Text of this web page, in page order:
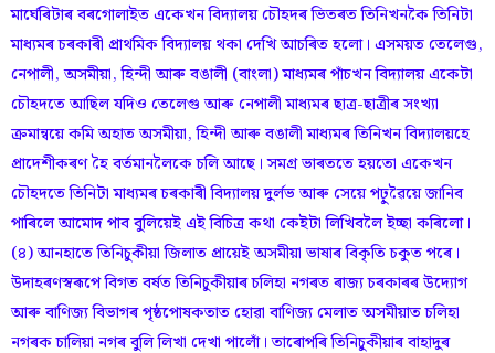
মাৰ্ঘেৰিটাৰ বৰগোলাইত একেখন বিদ্যালয় চৌহদৰ ভিতৰত তিনিখনকৈ তিনিটা
মাধ্যমৰ চৰকাৰী প্ৰাথমিক বিদ্যালয় থকা দেখি আচৰিত হলো। এসময়ত তেলেগু,
নেপালী, অসমীয়া, হিন্দী আৰু বঙালী (বাংলা) মাধ্যমৰ পাঁচখন বিদ্যালয় একেটা
চৌহদতে আছিল যদিও তেলেগু আৰু নেপালী মাধ্যমৰ ছাত্ৰ-ছাত্ৰীৰ সংখ্যা
ক্ৰমান্বয়ে কমি অহাত অসমীয়া, হিন্দী আৰু বঙালী মাধ্যমৰ তিনিখন বিদ্যালয়হে
প্ৰাদেশীকৰণ হৈ বৰ্তমানলৈকে চলি আছে। সমগ্ৰ ভাৰততে হয়তো একেখন
চৌহদতে তিনিটা মাধ্যমৰ চৰকাৰী বিদ্যালয় দুৰ্লভ আৰু সেয়ে পঢ়ুৱৈয়ে জানিব
পাৰিলে আমোদ পাব বুলিয়েই এই বিচিত্ৰ কথা কেইটা লিখিবলৈ ইচ্ছা কৰিলো।
(৪) আনহাতে তিনিচুকীয়া জিলাত প্ৰায়েই অসমীয়া ভাষাৰ বিকৃতি চকুত পৰে।
উদাহৰণস্বৰূপে বিগত বৰ্ষত তিনিচুকীয়াৰ চলিহা নগৰত ৰাজ্য চৰকাৰৰ উদ্যোগ
আৰু বাণিজ্য বিভাগৰ পৃষ্ঠপোষকতাত হোৱা বাণিজ্য মেলাত অসমীয়াত চলিহা
নগৰক চালিয়া নগৰ বুলি লিখা দেখা পালোঁ। তাৰোপৰি তিনিচুকীয়াৰ বাহাদুৰ